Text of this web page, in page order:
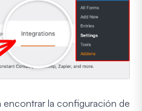
encontrar la configuración de